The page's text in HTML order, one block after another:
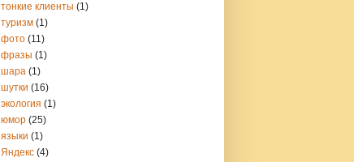
тонкие клиенты (1)
туризм (1)
фото (11)
фразы (1)
шара (1)
шутки (16)
экология (1)
юмор (25)
языки (1)
Яндекс (4)